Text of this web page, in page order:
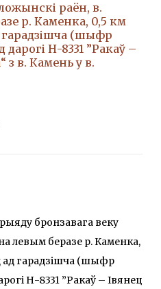
раён, в.
р. Каменка, 0,5 км
гарадзішча (шыфр
дарогі Н-8331 ”Ракаў –
з в. Камень у в.
бронзавага веку
левым беразе р. Каменка,
ад гарадзішча (шыфр
Н-8331 ”Ракаў – Івянец